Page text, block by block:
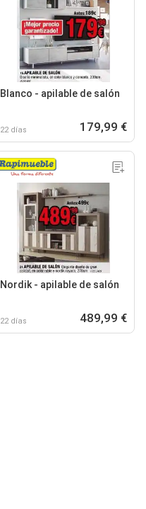
Blanco - apilable de salón
22 días 179,99 €
Nordik - apilable de salón
22 días 489,99 €